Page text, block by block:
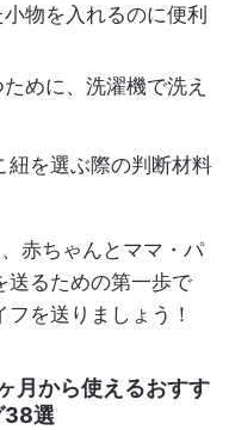
物を入れるのに便利
めに、洗濯機で洗え
紐を選ぶ際の判断材料
赤ちゃんとママ・パ
送るための第一歩で
を送りましょう！
月から使えるおすす
38選